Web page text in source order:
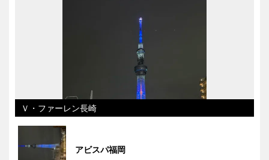
Ｖ・ファーレン長崎
アビスパ福岡